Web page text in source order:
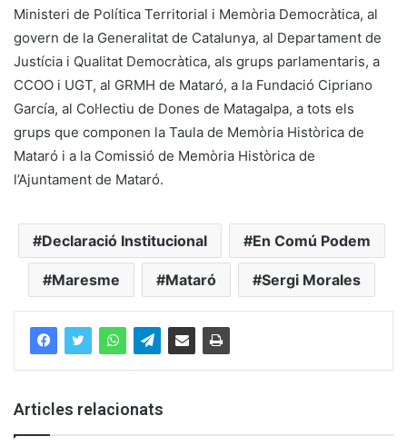
Ministeri de Política Territorial i Memòria Democràtica, al
govern de la Generalitat de Catalunya, al Departament de
Justícia i Qualitat Democràtica, als grups parlamentaris, a
CCOO i UGT, al GRMH de Mataró, a la Fundació Cipriano
García, al Col·lectiu de Dones de Matagalpa, a tots els
grups que componen la Taula de Memòria Històrica de
Mataró i a la Comissió de Memòria Històrica de
l’Ajuntament de Mataró.
Declaració Institucional En Comú Podem
Maresme Mataró Sergi Morales
Articles relacionats